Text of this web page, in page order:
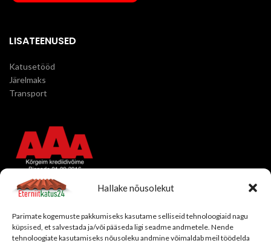
Hallake nõusolekut
Parimate kogemuste pakkumiseks kasutame selliseid tehnoloogiaid nagu
küpsised, et salvestada ja/või pääseda ligi seadme andmetele. Nende
tehnoloogiate kasutamiseks nõusoleku andmine võimaldab meil töödelda
LISATEENUSED
Katusetööd
Järelmaks
Transport
FIRMAST
Ettevõtte tutvustus
Toetame